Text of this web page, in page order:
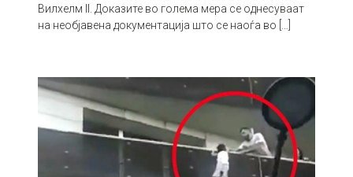
Вилхелм II. Доказите во голема мера се однесуваат
на необјавена документација што се наоѓа во […]